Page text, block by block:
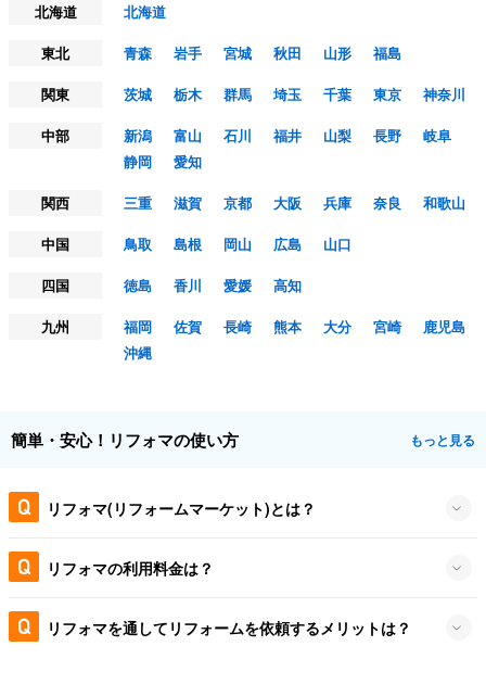
北海道
北海道
東北
青森 岩手 宮城 秋田 山形
福島
関東
茨城 栃木 群馬 埼玉 千葉 東京
神奈川
中部
新潟 富山 石川 福井 山梨 長野
岐阜
静岡
愛知
関西
三重 滋賀 京都 大阪 兵庫 奈良
和歌山
中国
鳥取 島根 岡山 広島
山口
四国
徳島 香川 愛媛
高知
九州
福岡 佐賀 長崎 熊本 大分 宮崎
鹿児島
沖縄
簡単・安心！リフォマの使い方 もっと見る
リフォマ(リフォームマーケット)とは？
リフォマの利用料金は？
リフォマを通してリフォームを依頼するメリットは？